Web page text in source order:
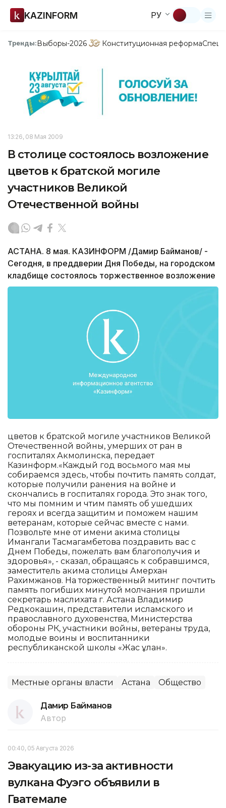
KAZINFORM РУ
Тренды:Выборы-2026 Конституционная реформа
13:26, 08 Мая 2009
В столице состоялось возложение
цветов к братской могиле
участников Великой
Отечественной войны
АСТАНА. 8 мая. КАЗИНФОРМ /Дамир Байманов/ -
Сегодня, в преддверии Дня Победы, на городском
кладбище состоялось торжественное возложение
цветов к братской могиле участников Великой
Отечественной войны, умерших от ран в
госпиталях Акмолинска, передает
Казинформ.«Каждый год восьмого мая мы
собираемся здесь, чтобы почтить память солдат,
которые получили ранения на войне и
скончались в госпиталях города. Это знак того,
что мы помним и чтим память об ушедших
героях и всегда защитим и поможем нашим
ветеранам, которые сейчас вместе с нами.
Позвольте мне от имени акима столицы
Имангали Тасмагамбетова поздравить вас с
Днем Победы, пожелать вам благополучия и
здоровья», - сказал, обращаясь к собравшимся,
заместитель акима столицы Амерхан
Рахимжанов. На торжественный митинг почтить
память погибших минутой молчания пришли
секретарь маслихата г. Астана Владимир
Редкокашин, представители исламского и
православного духовенства, Министерства
обороны РК, участники войны, ветераны труда,
молодые воины и воспитанники
республиканской школы «Жас ұлан».
Местные органы власти Астана Общество
Дамир Байманов
Автор
00:40, 05 Августа 2026
Эвакуацию из-за активности
вулкана Фуэго объявили в
Гватемале